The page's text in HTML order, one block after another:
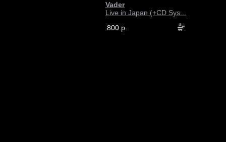
Vader
Live in Japan (+CD Sys...
800 р.